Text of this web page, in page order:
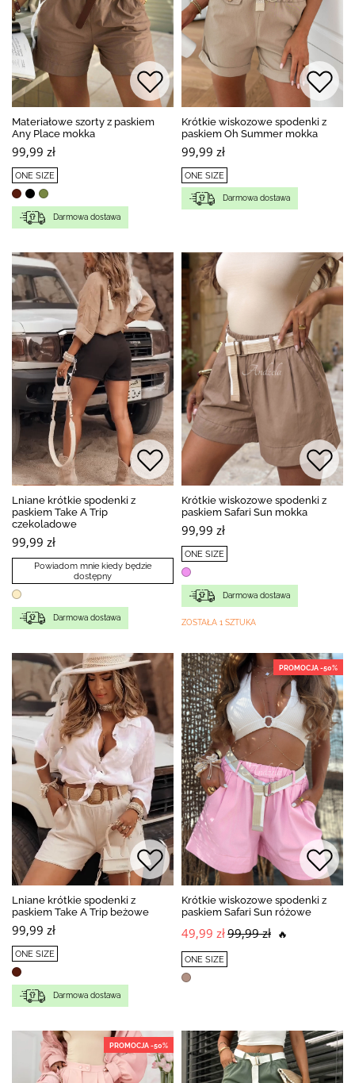
Materiałowe szorty z paskiem
Any Place mokka
99,99 zł
ONE SIZE
Darmowa dostawa
Krótkie wiskozowe spodenki z
paskiem Oh Summer mokka
99,99 zł
ONE SIZE
Darmowa dostawa
Lniane krótkie spodenki z
paskiem Take A Trip
czekoladowe
99,99 zł
Powiadom mnie kiedy będzie
dostępny
Darmowa dostawa
Krótkie wiskozowe spodenki z
paskiem Safari Sun mokka
99,99 zł
ONE SIZE
Darmowa dostawa
ZOSTAŁA 1 SZTUKA
Lniane krótkie spodenki z
paskiem Take A Trip beżowe
99,99 zł
ONE SIZE
Darmowa dostawa
PROMOCJA -50%
Krótkie wiskozowe spodenki z
paskiem Safari Sun różowe
49,99 zł99,99 zł 🔥
ONE SIZE
PROMOCJA -50%